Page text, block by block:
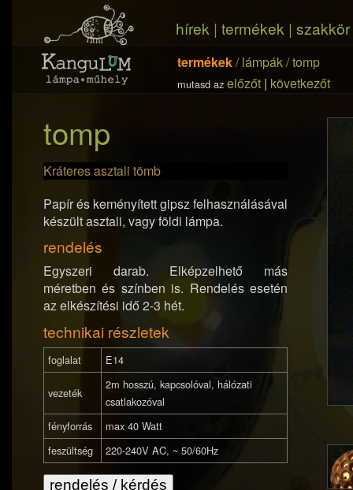
hírek | termékek | szakkör
termékek/lámpák/tomp
mutasd az előzőt | következőt
tomp
Kráteres asztali tömb
Papír és keményített gipsz felhasználásával
készült asztali, vagy földi lámpa.
rendelés
Egyszeri darab. Elképzelhető más
méretben és színben is. Rendelés esetén
az elkészítési idő 2-3 hét.
technikai részletek
foglalat E14
vezeték
2m hosszú, kapcsolóval, hálózati
csatlakozóval
fényforrás
max 40 Watt
feszültség
220-240V AC, ~ 50/60Hz